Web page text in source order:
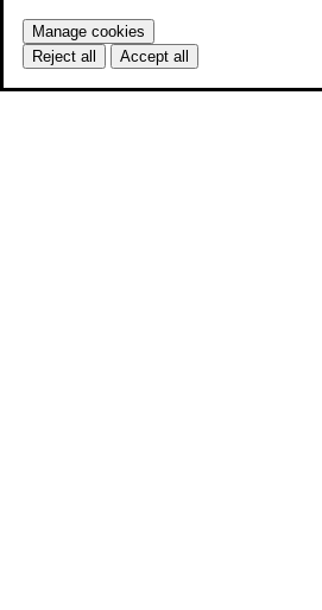
Manage cookies
Reject all
Accept all